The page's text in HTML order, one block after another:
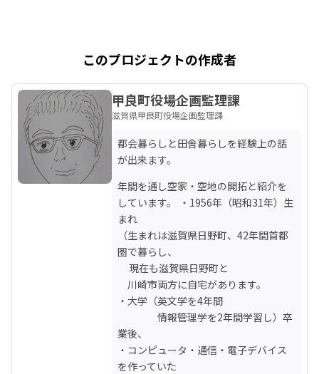
このプロジェクトの作成者
甲良町役場企画監理課
滋賀県甲良町役場企画監理課
都会暮らしと田舎暮らしを経験上の話
が出来ます。
年間を通し空家・空地の開拓と紹介を
しています。 ・1956年（昭和31年）生
まれ
（生まれは滋賀県日野町、42年間首都
圏で暮らし、
川崎市両方に自宅があります。
・大学（英文学を4年間
情報管理学を2年間学習し）卒
業後、
・コンピュータ・通信・電子デバイス
を作っていた